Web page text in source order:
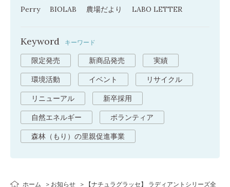
Perry
BIOLAB 農場だより LABO LETTER
Keyword キーワード
限定発売 新商品発売 実績
環境活動 イベント リサイクル
リニューアル 新卒採用
自然エネルギー ボランティア
森林（もり）の里親促進事業
ホーム お知らせ
【ナチュラグラッセ】 ラディアントシリーズ全